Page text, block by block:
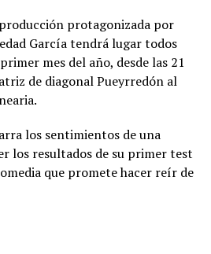
protagonizada por
García tendrá lugar todos
mes del año, desde las 21
de diagonal Pueyrredón al
los sentimientos de una
los resultados de su primer test
que promete hacer reír de